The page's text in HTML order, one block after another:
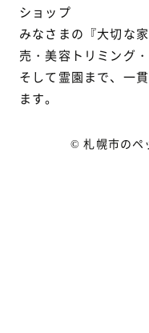
ショップ
みなさまの『大切な
売・美容トリミング・
そして霊園まで、一
ます。
© 札幌市のペ